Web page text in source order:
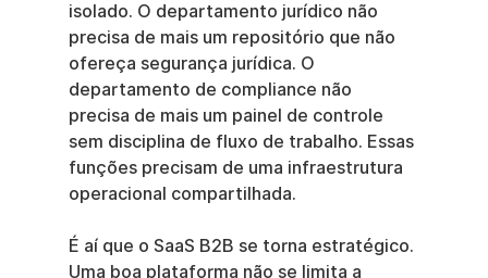
isolado. O departamento jurídico não
precisa de mais um repositório que não
ofereça segurança jurídica. O
departamento de compliance não
precisa de mais um painel de controle
sem disciplina de fluxo de trabalho. Essas
funções precisam de uma infraestrutura
operacional compartilhada.
É aí que o SaaS B2B se torna estratégico.
Uma boa plataforma não se limita a